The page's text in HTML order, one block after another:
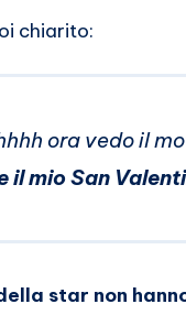
chiarito:
ora vedo il
il mio San
star non